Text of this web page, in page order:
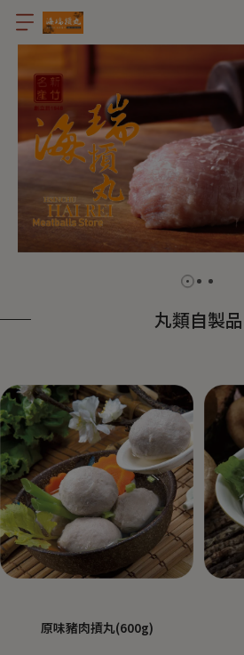
丸類自製品
原味豬肉摃丸(600g)